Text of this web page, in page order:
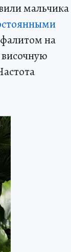
мальчика
на